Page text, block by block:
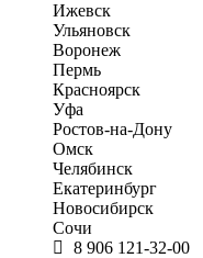
Ижевск
Ульяновск
Воронеж
Пермь
Красноярск
Уфа
Ростов-на-Дону
Омск
Челябинск
Екатеринбург
Новосибирск
Сочи
8 906 121-32-00